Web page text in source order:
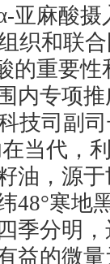
亚麻酸摄
织和联
的重要性
内专项
技司副
当代，
，源于
48°寒地
季分明
益的微